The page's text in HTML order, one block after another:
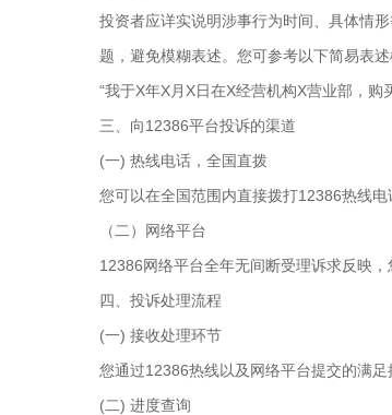
投资者应详实说明涉事行为时间、具体情
题，避免模糊表述。您可参考以下简易表
“我于X年X月X日在X经营机构X营业部，
三、向12386平台投诉的渠道
(一) 热线电话，全国直拨
您可以在全国范围内直接拨打12386热线
（二）网络平台
12386网络平台全年无间断受理诉求反映
四、投诉处理流程
(一) 接收处理环节
您通过12386热线以及网络平台提交的满
(二) 进度查询